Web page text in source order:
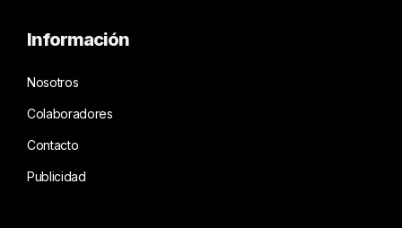
Información
Nosotros
Colaboradores
Contacto
Publicidad